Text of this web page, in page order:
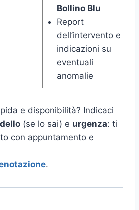
Bollino Blu
Report
dell’intervento e
indicazioni su
eventuali
anomalie
e disponibilità? Indicaci
(se lo sai) e urgenza: ti
con appuntamento e
.